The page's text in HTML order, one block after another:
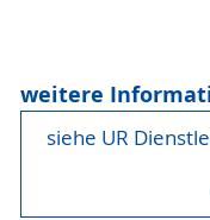
weitere
siehe UR